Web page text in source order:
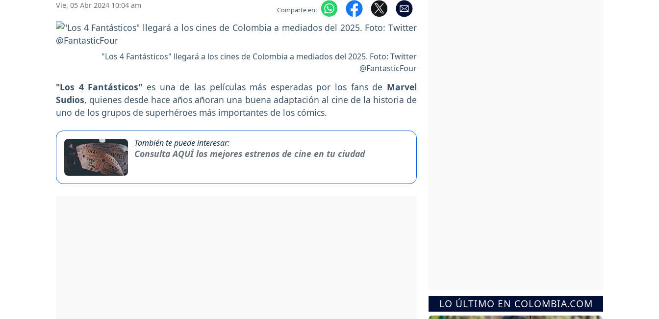
Vie, 05 Abr 2024 10:04 am Comparte en:
"Los 4 Fantásticos" llegará a los cines de Colombia a mediados del 2025. Foto: Twitter
@FantasticFour
"Los 4 Fantásticos" es una de las películas más esperadas por los fans de Marvel
Sudios, quienes desde hace años añoran una buena adaptación al cine de la historia de
uno de los grupos de superhéroes más importantes de los cómics.
También te puede interesar:
Consulta AQUÍ los mejores estrenos de cine en tu ciudad
LO ÚLTIMO EN COLOMBIA.COM